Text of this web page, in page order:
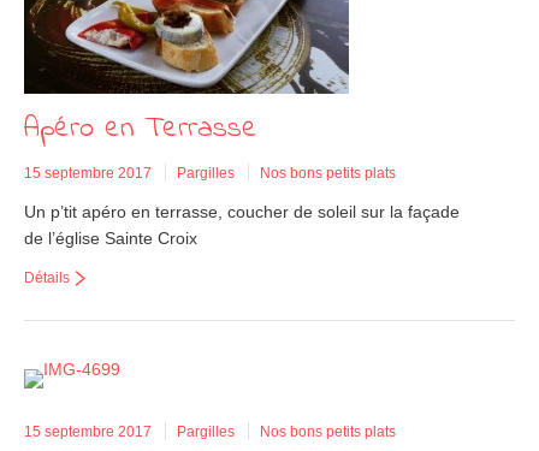
Apéro en Terrasse
15 septembre 2017 Pargilles Nos bons petits plats
Un p’tit apéro en terrasse, coucher de soleil sur la façade
de l’église Sainte Croix
Détails
15 septembre 2017 Pargilles Nos bons petits plats